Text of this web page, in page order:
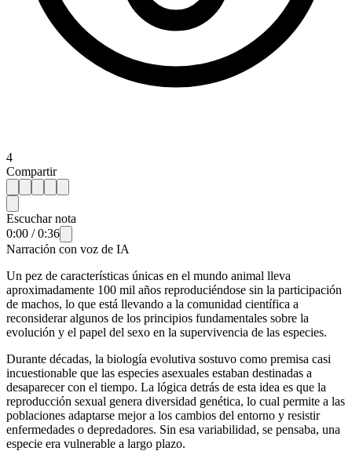
4
Compartir
Escuchar nota
0:00 /0:36
Narración con voz de IA
Un pez de características únicas en el mundo animal lleva
aproximadamente 100 mil años reproduciéndose sin la participación
de machos, lo que está llevando a la comunidad científica a
reconsiderar algunos de los principios fundamentales sobre la
evolución y el papel del sexo en la supervivencia de las especies.
Durante décadas, la biología evolutiva sostuvo como premisa casi
incuestionable que las especies asexuales estaban destinadas a
desaparecer con el tiempo. La lógica detrás de esta idea es que la
reproducción sexual genera diversidad genética, lo cual permite a las
poblaciones adaptarse mejor a los cambios del entorno y resistir
enfermedades o depredadores. Sin esa variabilidad, se pensaba, una
especie era vulnerable a largo plazo.